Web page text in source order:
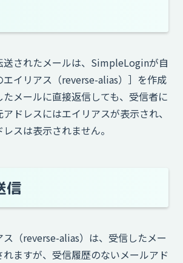
送されたメールは、SimpleLoginが自
イリアス（reverse-alias）］を作成
メールに直接返信しても、受信者に
ドレスにはエイリアスが表示され、
スは表示されません。
信
（reverse-alias）は、受信したメー
ますが、受信履歴のないメールアド